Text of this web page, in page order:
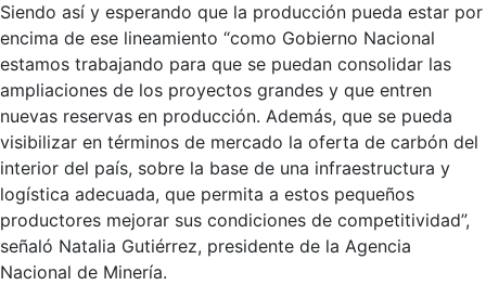
Siendo así y esperando que la producción pueda estar por
encima de ese lineamiento “como Gobierno Nacional
estamos trabajando para que se puedan consolidar las
ampliaciones de los proyectos grandes y que entren
nuevas reservas en producción. Además, que se pueda
visibilizar en términos de mercado la oferta de carbón del
interior del país, sobre la base de una infraestructura y
logística adecuada, que permita a estos pequeños
productores mejorar sus condiciones de competitividad”,
señaló Natalia Gutiérrez, presidente de la Agencia
Nacional de Minería.